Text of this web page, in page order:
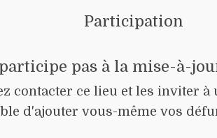
Participation
pas à la mise-à-
contacter ce lieu et les inviter
d'ajouter vous-même vos